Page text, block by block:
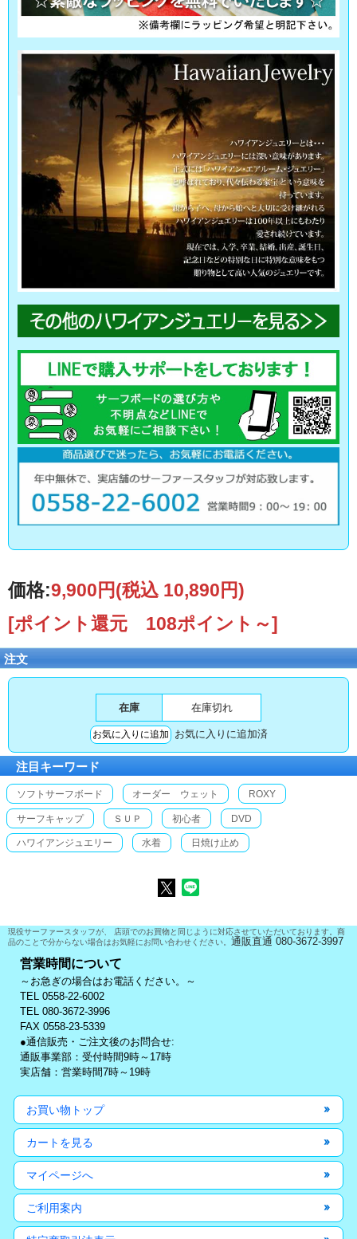
価格:9,900円(税込 10,890円)
[ポイント還元 108ポイント～]
注文
在庫 在庫切れ
お気に入りに追加済
注目キーワード
ソフトサーフボード オーダー ウェット ROXY
サーフキャップ ＳＵＰ 初心者 DVD
ハワイアンジュエリー 水着 日焼け止め
現役サーファースタッフが、 店頭でのお買物と同じように対応させていただいております。商
品のことで分からない場合はお気軽にお問い合わせください。 通販直通 080-3672-3997
営業時間について
～お急ぎの場合はお電話ください。～
TEL 0558-22-6002
TEL 080-3672-3996
FAX 0558-23-5339
●通信販売・ご注文後のお問合せ:
通販事業部：受付時間9時～17時
実店舗：営業時間7時～19時
お買い物トップ
カートを見る
マイページへ
ご利用案内